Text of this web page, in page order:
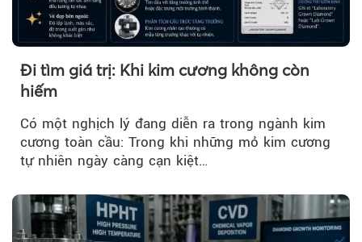
Đi tìm giá trị: Khi kim cương không còn
hiếm
Có một nghịch lý đang diễn ra trong ngành kim
cương toàn cầu: Trong khi những mỏ kim cương
tự nhiên ngày càng cạn kiệt…